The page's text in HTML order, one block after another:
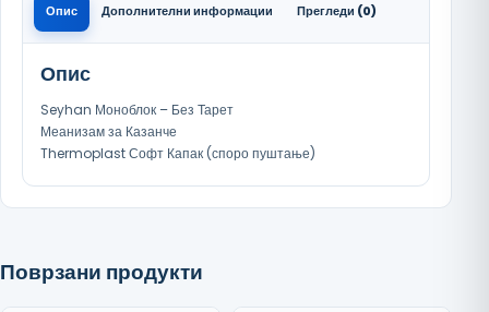
Опис Дополнителни информации Прегледи (0)
Опис
Seyhan Моноблок – Без Тарет
Меанизам за Казанче
Thermoplast Софт Капак (споро пуштање)
Поврзани продукти